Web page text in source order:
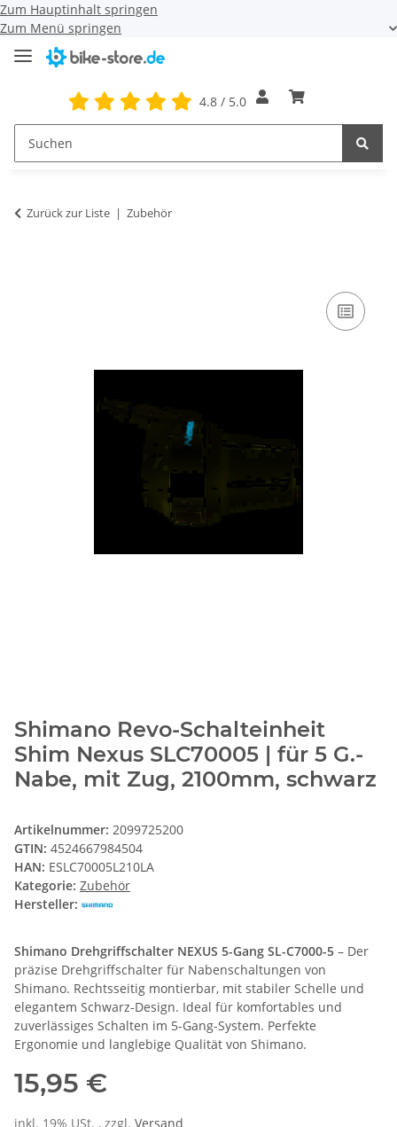
Zum Hauptinhalt springen
Zum Menü springen
4.8 / 5.0
Zurück zur Liste Zubehör
Shimano Revo-Schalteinheit
Shim Nexus SLC70005 | für 5 G.-
Nabe, mit Zug, 2100mm, schwarz
Artikelnummer: 2099725200
GTIN: 4524667984504
HAN: ESLC70005L210LA
Kategorie: Zubehör
Hersteller:
Shimano Drehgriffschalter NEXUS 5-Gang SL-C7000-5 – Der
präzise Drehgriffschalter für Nabenschaltungen von
Shimano. Rechtsseitig montierbar, mit stabiler Schelle und
elegantem Schwarz-Design. Ideal für komfortables und
zuverlässiges Schalten im 5-Gang-System. Perfekte
Ergonomie und langlebige Qualität von Shimano.
15,95 €
inkl. 19% USt. , zzgl. Versand